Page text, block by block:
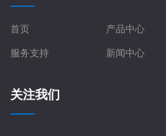
首页 产品中心
服务支持 新闻中心
关注我们